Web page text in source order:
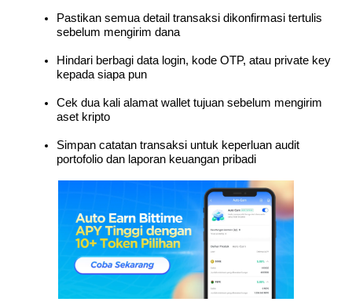
Pastikan semua detail transaksi dikonfirmasi tertulis
sebelum mengirim dana
Hindari berbagi data login, kode OTP, atau private key
kepada siapa pun
Cek dua kali alamat wallet tujuan sebelum mengirim
aset kripto
Simpan catatan transaksi untuk keperluan audit
portofolio dan laporan keuangan pribadi